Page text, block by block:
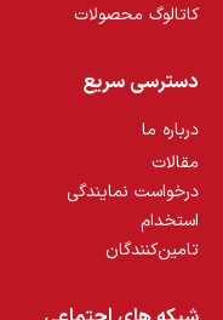
کاتالوگ محصولات
دسترسی سریع
درباره ما
مقالات
درخواست نمایندگی
استخدام
تامین‌کنندگان